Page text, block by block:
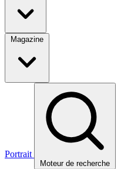
Magazine
Portrait
Moteur de recherche